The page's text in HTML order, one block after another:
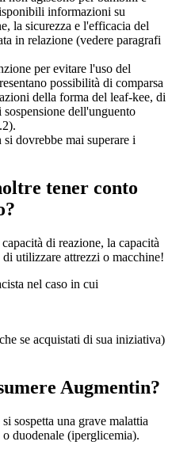
informazioni su
la sicurezza e l'efficacia del
in relazione (vedere paragrafi
per evitare l'uso del
possibilità di comparsa
della forma del leaf-kee, di
dell'unguento
dovrebbe mai superare i
tener conto
di reazione, la capacità
utilizzare attrezzi o macchine!
nel caso in cui
se acquistati di sua iniziativa)
Augmentin?
sospetta una grave malattia
duodenale (iperglicemia).